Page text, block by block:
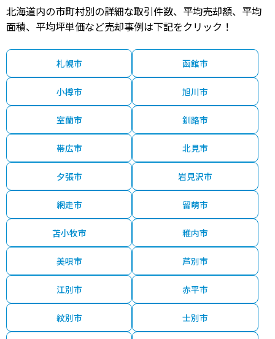
北海道内の市町村別の詳細な取引件数、平均売却額、平均
面積、平均坪単価など売却事例は下記をクリック！
札幌市 函館市
小樽市 旭川市
室蘭市 釧路市
帯広市 北見市
夕張市 岩見沢市
網走市 留萌市
苫小牧市 稚内市
美唄市 芦別市
江別市 赤平市
紋別市 士別市